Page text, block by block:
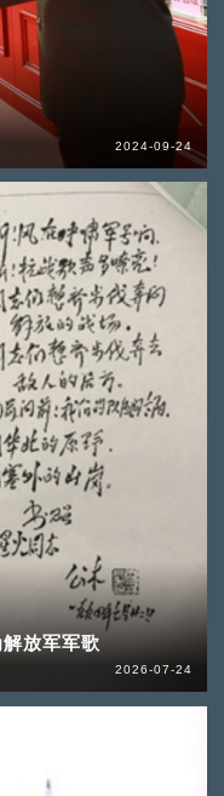
2024-09-24
放军军歌
2026-07-24